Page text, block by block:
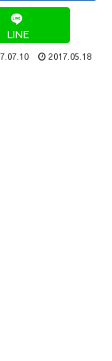
LINE
2017.05.18